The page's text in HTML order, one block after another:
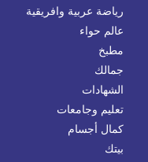
رياضة عربية وافريقية
عالم حواء
مطبخ
جمالك
الشهادات
تعليم وجامعات
كمال أجسام
بيتك